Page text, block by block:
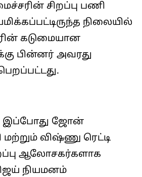
சிறப்பு பணி
நிலையில்
கடுமையான
பின்னர் அவரது
இப்போது ஜோன்
விஷ்ணு ரெட்டி
ஆலோசகர்களாக
நியமனம்